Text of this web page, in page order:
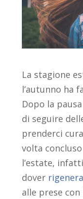
La stagione
l’autunno ha
Dopo la
di seguire
prenderci
volta
l’estate,
dover
alle prese con